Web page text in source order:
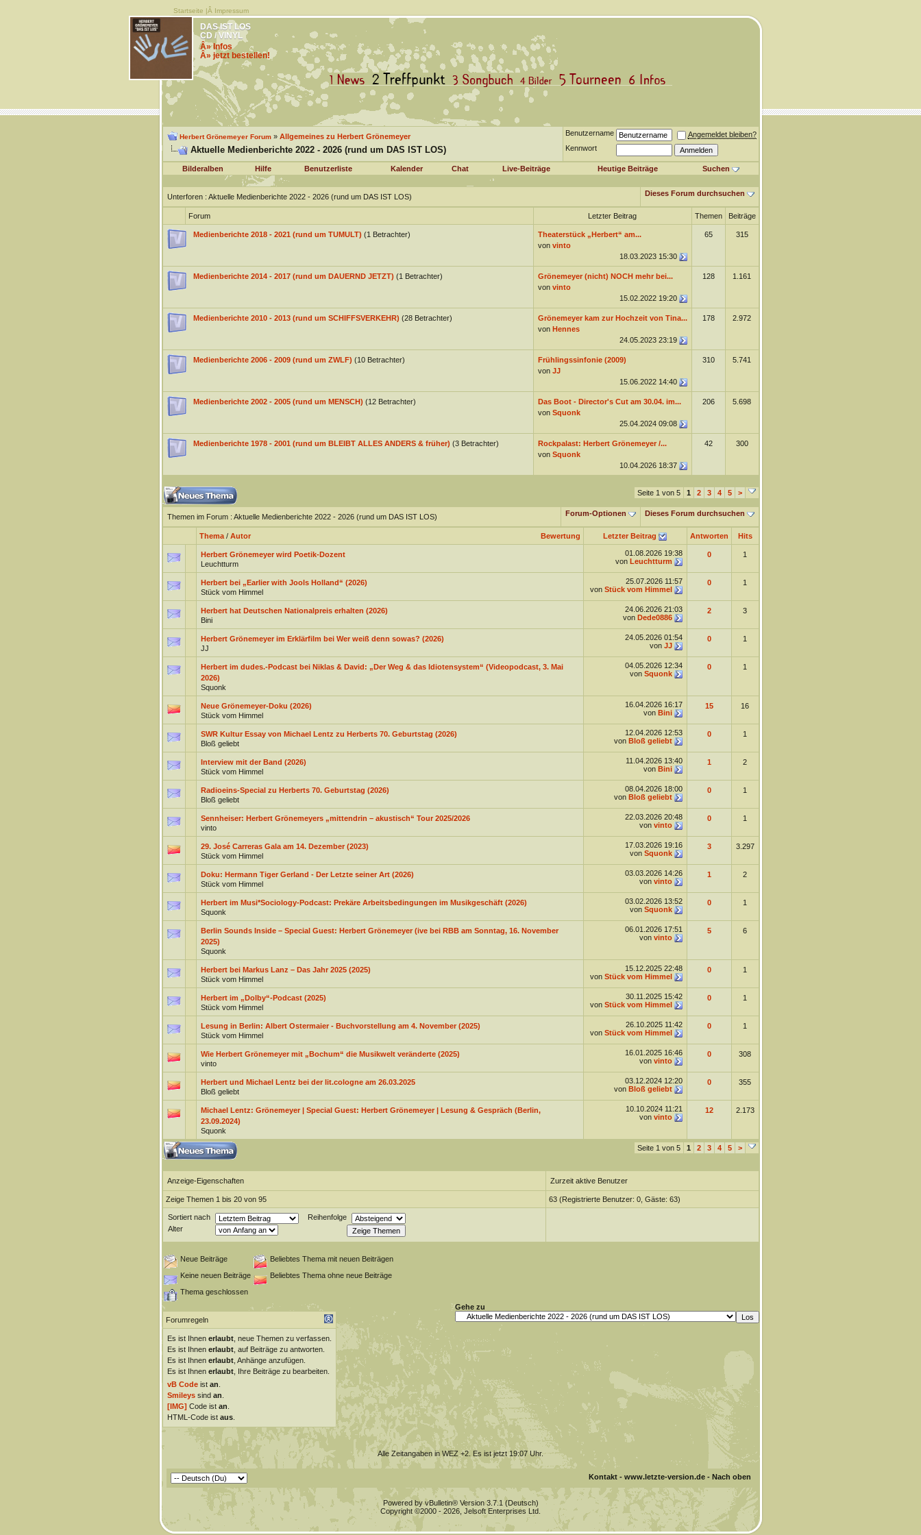
Startseite |Â Impressum
DAS IST LOS
CD / VINYL
Â» Infos
Â» jetzt bestellen!
Herbert Grönemeyer Forum» Allgemeines zu Herbert Grönemeyer
Aktuelle Medienberichte 2022 - 2026 (rund um DAS IST LOS)
Benutzername
Angemeldet bleiben?
Kennwort
Bilderalben Hilfe Benutzerliste Kalender Chat Live-Beiträge Heutige Beiträge Suchen
Unterforen: Aktuelle Medienberichte 2022 - 2026 (rund um DAS IST LOS) Dieses Forum durchsuchen
Forum Letzter Beitrag Themen Beiträge
Medienberichte 2018 - 2021 (rund um TUMULT) (1 Betrachter)
Theaterstück „Herbert“ am...
von vinto
18.03.2023 15:30
65 315
Medienberichte 2014 - 2017 (rund um DAUERND JETZT) (1 Betrachter)
Grönemeyer (nicht) NOCH mehr bei...
von vinto
15.02.2022 19:20
128 1.161
Medienberichte 2010 - 2013 (rund um SCHIFFSVERKEHR) (28 Betrachter)
Grönemeyer kam zur Hochzeit von Tina...
von Hennes
24.05.2023 23:19
178 2.972
Medienberichte 2006 - 2009 (rund um ZWLF) (10 Betrachter)
Frühlingssinfonie (2009)
von JJ
15.06.2022 14:40
310 5.741
Medienberichte 2002 - 2005 (rund um MENSCH) (12 Betrachter)
Das Boot - Director's Cut am 30.04. im...
von Squonk
25.04.2024 09:08
206 5.698
Medienberichte 1978 - 2001 (rund um BLEIBT ALLES ANDERS & früher) (3 Betrachter)
Rockpalast: Herbert Grönemeyer /...
von Squonk
10.04.2026 18:37
42 300
Seite 1 von 5 1 2 3 4 5 >
Themen im Forum: Aktuelle Medienberichte 2022 - 2026 (rund um DAS IST LOS) Forum-Optionen Dieses Forum durchsuchen
Bewertung
Thema/ Autor Letzter Beitrag Antworten Hits
Herbert Grönemeyer wird Poetik-Dozent
Leuchtturm
01.08.2026 19:38
von Leuchtturm
0 1
Herbert bei „Earlier with Jools Holland“ (2026)
Stück vom Himmel
25.07.2026 11:57
von Stück vom Himmel
0 1
Herbert hat Deutschen Nationalpreis erhalten (2026)
Bini
24.06.2026 21:03
von Dede0886
2 3
Herbert Grönemeyer im Erklärfilm bei Wer weiß denn sowas? (2026)
JJ
24.05.2026 01:54
von JJ
0 1
Herbert im dudes.-Podcast bei Niklas & David: „Der Weg & das Idiotensystem“ (Videopodcast, 3. Mai
2026)
Squonk
04.05.2026 12:34
von Squonk
0 1
Neue Grönemeyer-Doku (2026)
Stück vom Himmel
16.04.2026 16:17
von Bini
15 16
SWR Kultur Essay von Michael Lentz zu Herberts 70. Geburtstag (2026)
Bloß geliebt
12.04.2026 12:53
von Bloß geliebt
0 1
Interview mit der Band (2026)
Stück vom Himmel
11.04.2026 13:40
von Bini
1 2
Radioeins-Special zu Herberts 70. Geburtstag (2026)
Bloß geliebt
08.04.2026 18:00
von Bloß geliebt
0 1
Sennheiser: Herbert Grönemeyers „mittendrin – akustisch“ Tour 2025/2026
vinto
22.03.2026 20:48
von vinto
0 1
29. José Carreras Gala am 14. Dezember (2023)
Stück vom Himmel
17.03.2026 19:16
von Squonk
3 3.297
Doku: Hermann Tiger Gerland - Der Letzte seiner Art (2026)
Stück vom Himmel
03.03.2026 14:26
von vinto
1 2
Herbert im Musi*Sociology-Podcast: Prekäre Arbeitsbedingungen im Musikgeschäft (2026)
Squonk
03.02.2026 13:52
von Squonk
0 1
Berlin Sounds Inside – Special Guest: Herbert Grönemeyer (ive bei RBB am Sonntag, 16. November
2025)
Squonk
06.01.2026 17:51
von vinto
5 6
Herbert bei Markus Lanz – Das Jahr 2025 (2025)
Stück vom Himmel
15.12.2025 22:48
von Stück vom Himmel
0 1
Herbert im „Dolby“-Podcast (2025)
Stück vom Himmel
30.11.2025 15:42
von Stück vom Himmel
0 1
Lesung in Berlin: Albert Ostermaier - Buchvorstellung am 4. November (2025)
Stück vom Himmel
26.10.2025 11:42
von Stück vom Himmel
0 1
Wie Herbert Grönemeyer mit „Bochum“ die Musikwelt veränderte (2025)
vinto
16.01.2025 16:46
von vinto
0 308
Herbert und Michael Lentz bei der lit.cologne am 26.03.2025
Bloß geliebt
03.12.2024 12:20
von Bloß geliebt
0 355
Michael Lentz: Grönemeyer | Special Guest: Herbert Grönemeyer | Lesung & Gespräch (Berlin,
23.09.2024)
Squonk
10.10.2024 11:21
von vinto
12 2.173
Seite 1 von 5 1 2 3 4 5 >
Anzeige-Eigenschaften Zurzeit aktive Benutzer
Zeige Themen 1 bis 20 von 95 63 (Registrierte Benutzer: 0, Gäste: 63)
Sortiert nach
Reihenfolge
Alter
Neue Beiträge
Beliebtes Thema mit neuen Beiträgen
Keine neuen Beiträge
Beliebtes Thema ohne neue Beiträge
Thema geschlossen
Forumregeln
Es ist Ihnen erlaubt, neue Themen zu verfassen.
Es ist Ihnen erlaubt, auf Beiträge zu antworten.
Es ist Ihnen erlaubt, Anhänge anzufügen.
Es ist Ihnen erlaubt, Ihre Beiträge zu bearbeiten.
vB Codeist an
Smileyssind an
[IMG] Code ist an
HTML-Code ist aus.
Gehe zu
Alle Zeitangaben in WEZ +2. Es ist jetzt19:07Uhr.
Kontakt- www.letzte-version.de- Nach oben
Powered by vBulletin® Version 3.7.1 (Deutsch)
Copyright ©2000 - 2026, Jelsoft Enterprises Ltd.